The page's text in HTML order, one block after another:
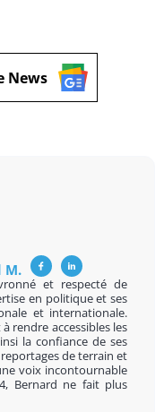
News
M.
et respecté de
en politique et ses
et internationale.
rendre accessibles les
la confiance de ses
de terrain et
voix incontournable
Bernard ne fait plus